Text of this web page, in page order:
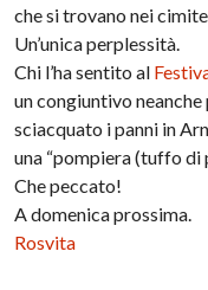
che si trovano nei
Un’unica perplessità.
Chi l’ha sentito al
un congiuntivo neanche
sciacquato i panni in
una “pompiera (tuffo di
Che peccato!
A domenica prossima.
Rosvita